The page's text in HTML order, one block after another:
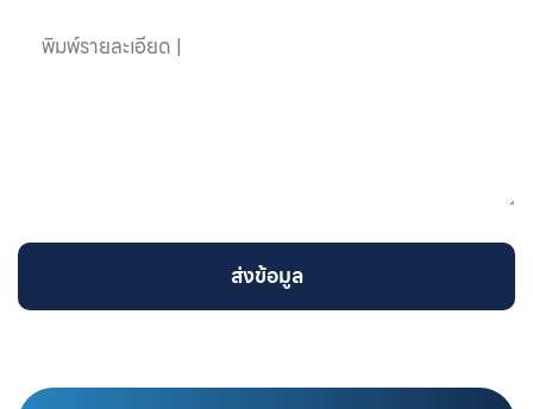
ส่งข้อมูล